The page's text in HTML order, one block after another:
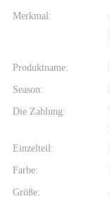
Merkmal:
Produktname:
Season:
Die Zahlung:
Einzelteil:
Farbe:
Größe: